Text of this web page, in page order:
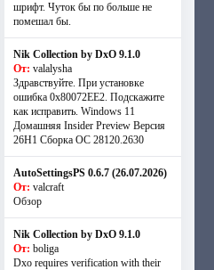
шрифт. Чуток бы по больше не
помешал бы.
Nik Collection by DxO 9.1.0
От: valalysha
Здравствуйте. При установке
ошибка 0х80072EE2. Подскажите
как исправить. Windows 11
Домашняя Insider Preview Версия
26H1 Сборка ОС 28120.2630
AutoSettingsPS 0.6.7 (26.07.2026)
От: valcraft
Обзор
Nik Collection by DxO 9.1.0
От: boliga
Dxo requires verification with their